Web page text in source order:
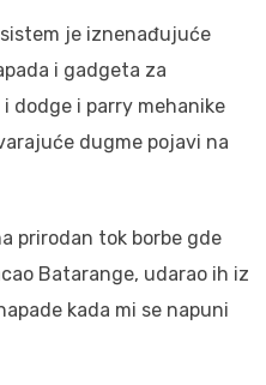
je iznenađujuće
i gadgeta za
dodge i parry mehanike
dugme pojavi na
prirodan tok borbe gde
Batarange, udarao ih iz
kada mi se napuni